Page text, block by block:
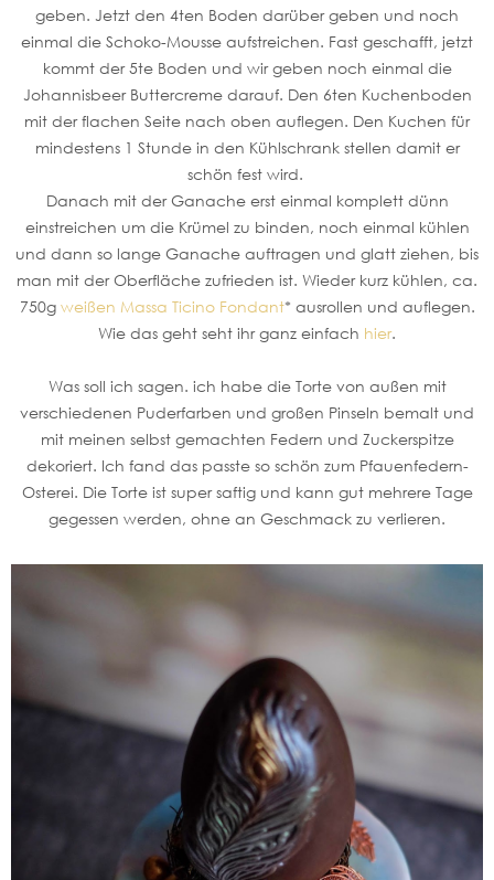
geben. Jetzt den 4ten Boden darüber geben und noch
einmal die Schoko-Mousse aufstreichen. Fast geschafft, jetzt
kommt der 5te Boden und wir geben noch einmal die
Johannisbeer Buttercreme darauf. Den 6ten Kuchenboden
mit der flachen Seite nach oben auflegen. Den Kuchen für
mindestens 1 Stunde in den Kühlschrank stellen damit er
schön fest wird.
Danach mit der Ganache erst einmal komplett dünn
einstreichen um die Krümel zu binden, noch einmal kühlen
und dann so lange Ganache auftragen und glatt ziehen, bis
man mit der Oberfläche zufrieden ist. Wieder kurz kühlen, ca.
750g weißen Massa Ticino Fondant* ausrollen und auflegen.
Wie das geht seht ihr ganz einfach hier.
Was soll ich sagen. ich habe die Torte von außen mit
verschiedenen Puderfarben und großen Pinseln bemalt und
mit meinen selbst gemachten Federn und Zuckerspitze
dekoriert. Ich fand das passte so schön zum Pfauenfedern-
Osterei. Die Torte ist super saftig und kann gut mehrere Tage
gegessen werden, ohne an Geschmack zu verlieren.